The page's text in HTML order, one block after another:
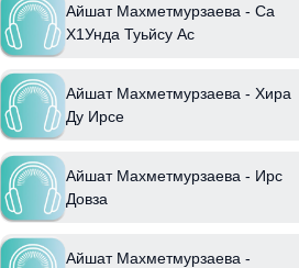
Айшат Махметмурзаева - Са
Х1Унда Туьйсу Ас
Айшат Махметмурзаева - Хира
Ду Ирсе
Айшат Махметмурзаева - Ирс
Довза
Айшат Махметмурзаева -